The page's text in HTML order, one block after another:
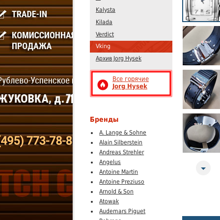
Kalysta
Kilada
Verdict
Vking
Архив Jorg Hysek
Все горячие
Jorg Hysek
Бренды
A. Lange & Sohne
Alain Silberstein
Andreas Strehler
Angelus
Antoine Martin
Antoine Preziuso
Arnold & Son
Atowak
Audemars Piguet
Next